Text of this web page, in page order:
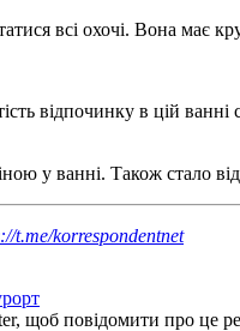
всі охочі. Вона має
відпочинку в цій
у ванні. Також стало
t.me/korrespondentnet
щоб повідомити про це